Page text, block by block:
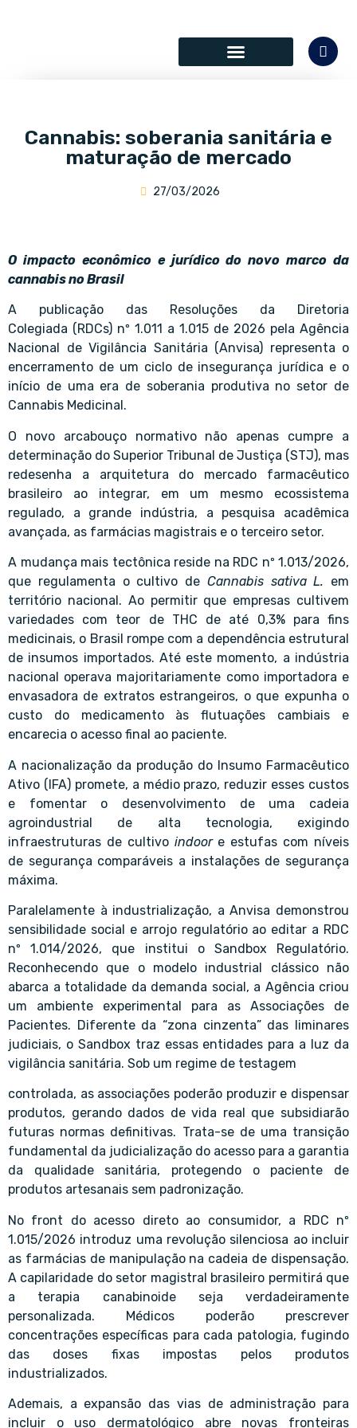
Cannabis: soberania sanitária e
maturação de mercado
27/03/2026
O impacto econômico e jurídico do novo marco da
cannabis no Brasil
A publicação das Resoluções da Diretoria
Colegiada (RDCs) nº 1.011 a 1.015 de 2026 pela Agência
Nacional de Vigilância Sanitária (Anvisa) representa o
encerramento de um ciclo de insegurança jurídica e o
início de uma era de soberania produtiva no setor de
Cannabis Medicinal.
O novo arcabouço normativo não apenas cumpre a
determinação do Superior Tribunal de Justiça (STJ), mas
redesenha a arquitetura do mercado farmacêutico
brasileiro ao integrar, em um mesmo ecossistema
regulado, a grande indústria, a pesquisa acadêmica
avançada, as farmácias magistrais e o terceiro setor.
A mudança mais tectônica reside na RDC nº 1.013/2026,
que regulamenta o cultivo de Cannabis sativa L. em
território nacional. Ao permitir que empresas cultivem
variedades com teor de THC de até 0,3% para fins
medicinais, o Brasil rompe com a dependência estrutural
de insumos importados. Até este momento, a indústria
nacional operava majoritariamente como importadora e
envasadora de extratos estrangeiros, o que expunha o
custo do medicamento às flutuações cambiais e
encarecia o acesso final ao paciente.
A nacionalização da produção do Insumo Farmacêutico
Ativo (IFA) promete, a médio prazo, reduzir esses custos
e fomentar o desenvolvimento de uma cadeia
agroindustrial de alta tecnologia, exigindo
infraestruturas de cultivo indoor e estufas com níveis
de segurança comparáveis a instalações de segurança
máxima.
Paralelamente à industrialização, a Anvisa demonstrou
sensibilidade social e arrojo regulatório ao editar a RDC
nº 1.014/2026, que institui o Sandbox Regulatório.
Reconhecendo que o modelo industrial clássico não
abarca a totalidade da demanda social, a Agência criou
um ambiente experimental para as Associações de
Pacientes. Diferente da “zona cinzenta” das liminares
judiciais, o Sandbox traz essas entidades para a luz da
vigilância sanitária. Sob um regime de testagem
controlada, as associações poderão produzir e dispensar
produtos, gerando dados de vida real que subsidiarão
futuras normas definitivas. Trata-se de uma transição
fundamental da judicialização do acesso para a garantia
da qualidade sanitária, protegendo o paciente de
produtos artesanais sem padronização.
No front do acesso direto ao consumidor, a RDC nº
1.015/2026 introduz uma revolução silenciosa ao incluir
as farmácias de manipulação na cadeia de dispensação.
A capilaridade do setor magistral brasileiro permitirá que
a terapia canabinoide seja verdadeiramente
personalizada. Médicos poderão prescrever
concentrações específicas para cada patologia, fugindo
das doses fixas impostas pelos produtos
industrializados.
Ademais, a expansão das vias de administração para
incluir o uso dermatológico abre novas fronteiras